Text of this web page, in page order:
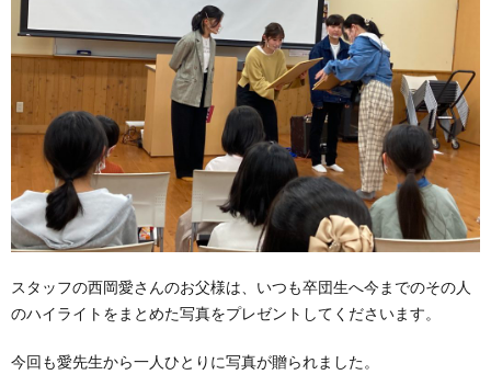
スタッフの西岡愛さんのお父様は、いつも卒団生へ今までのその人
のハイライトをまとめた写真をプレゼントしてくださいます。
今回も愛先生から一人ひとりに写真が贈られました。